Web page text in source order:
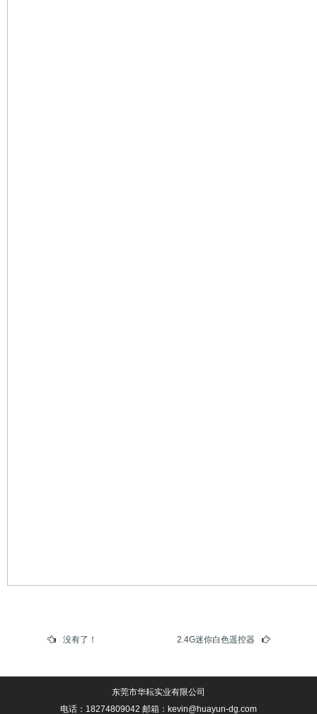
没有了！ 2.4G迷你白色遥控器
东莞市华耘实业有限公司
电话：18274809042 邮箱：kevin@huayun-dg.com